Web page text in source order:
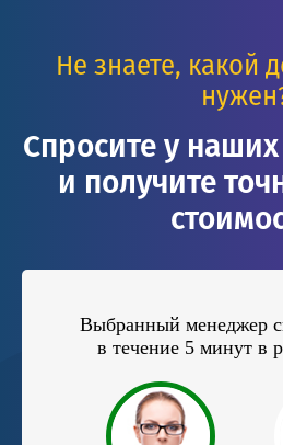
Не знаете, какой
Спросите у
и получите
Выбранный менеджер
в течение 5 минут в